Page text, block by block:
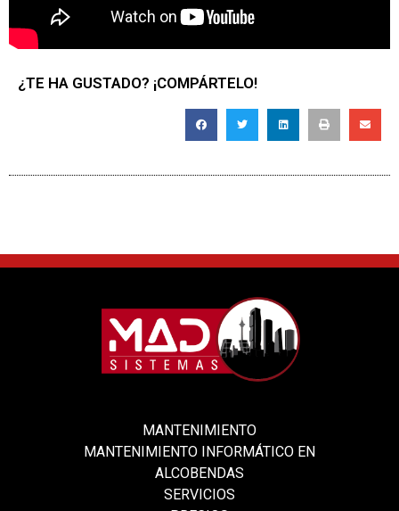
¿TE HA GUSTADO? ¡COMPÁRTELO!
MANTENIMIENTO
MANTENIMIENTO INFORMÁTICO EN
ALCOBENDAS
SERVICIOS